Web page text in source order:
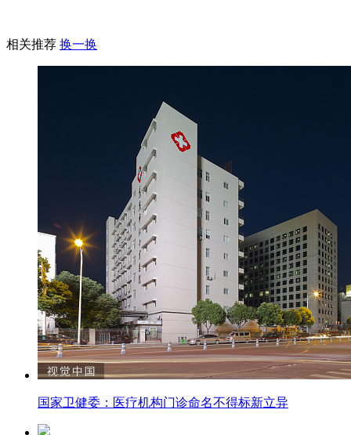
相关推荐 换一换
国家卫健委：医疗机构门诊命名不得标新立异